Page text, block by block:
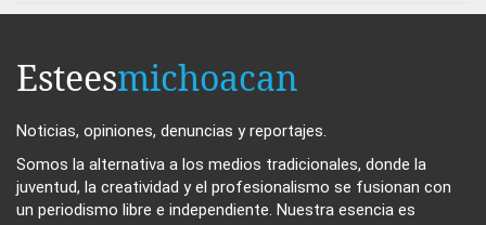
Esteesmichoacan
Noticias, opiniones, denuncias y reportajes.
Somos la alternativa a los medios tradicionales, donde la
juventud, la creatividad y el profesionalismo se fusionan con
un periodismo libre e independiente. Nuestra esencia es